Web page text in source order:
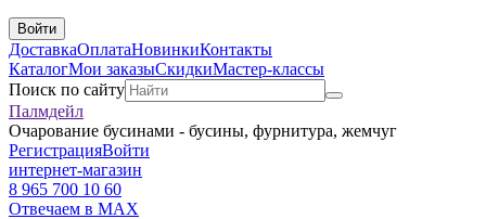
Войти
ДоставкаОплатаНовинкиКонтакты
КаталогМои заказыСкидкиМастер-классы
Поиск по сайту
Палмдейл
Очарование бусинами - бусины, фурнитура, жемчуг
РегистрацияВойти
интернет-магазин
8 965 700 10 60
Отвечаем в MAX